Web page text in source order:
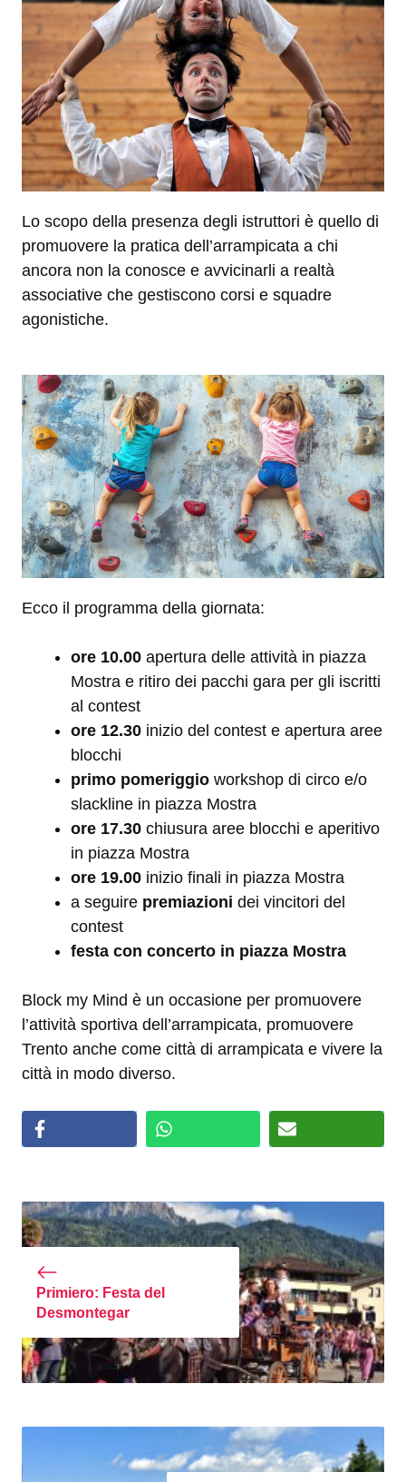
Lo scopo della presenza degli istruttori è quello di
promuovere la pratica dell’arrampicata a chi
ancora non la conosce e avvicinarli a realtà
associative che gestiscono corsi e squadre
agonistiche.
Ecco il programma della giornata:
ore 10.00 apertura delle attività in piazza
Mostra e ritiro dei pacchi gara per gli iscritti
al contest
ore 12.30 inizio del contest e apertura aree
blocchi
primo pomeriggio workshop di circo e/o
slackline in piazza Mostra
ore 17.30 chiusura aree blocchi e aperitivo
in piazza Mostra
ore 19.00 inizio finali in piazza Mostra
a seguire premiazioni dei vincitori del
contest
festa con concerto in piazza Mostra
Block my Mind è un occasione per promuovere
l’attività sportiva dell’arrampicata, promuovere
Trento anche come città di arrampicata e vivere la
città in modo diverso.
Primiero: Festa del
Desmontegar